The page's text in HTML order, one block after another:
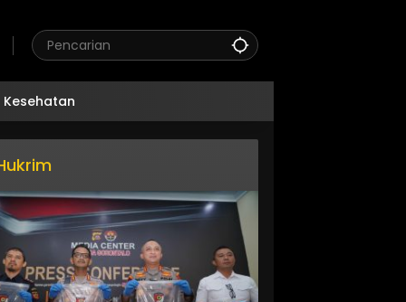
Kesehatan